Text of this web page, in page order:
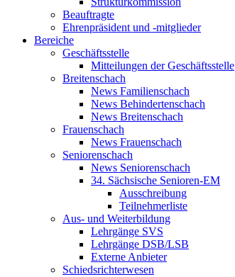
Beauftragte
Ehrenpräsident und -mitglieder
Bereiche
Geschäftsstelle
Mitteilungen der Geschäftsstelle
Breitenschach
News Familienschach
News Behindertenschach
News Breitenschach
Frauenschach
News Frauenschach
Seniorenschach
News Seniorenschach
34. Sächsische Senioren-EM
Ausschreibung
Teilnehmerliste
Aus- und Weiterbildung
Lehrgänge SVS
Lehrgänge DSB/LSB
Externe Anbieter
Schiedsrichterwesen